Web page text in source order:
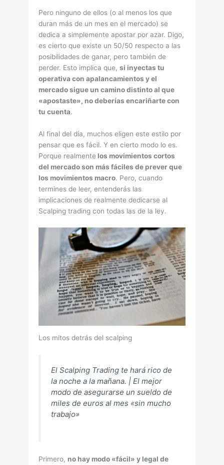
Pero ninguno de ellos (o al menos los que
duran más de un mes en el mercado) se
dedica a simplemente apostar por azar. Digo,
es cierto que existe un 50/50 respecto a las
posibilidades de ganar, pero también de
perder. Esto implica que,si inyectas tu
operativa con apalancamientos y el
mercado sigue un camino distinto al que
«apostaste», no deberí­as encariñarte con
tu cuenta.
Al final del dí­a, muchos eligen este estilo por
pensar que es fácil. Y en cierto modo lo es.
Porque realmente los movimientos cortos
del mercado son más fáciles de prever que
los movimientos macro. Pero, cuando
termines de leer, entenderás las
implicaciones de realmente dedicarse al
Scalping trading con todas las de la ley.
Los mitos detrás del scalping
El Scalping Trading te hará rico de
la noche a la mañana. | El mejor
modo de asegurarse un sueldo de
miles de euros al mes «sin mucho
trabajo»
Primero, no hay modo «fácil» y legal de